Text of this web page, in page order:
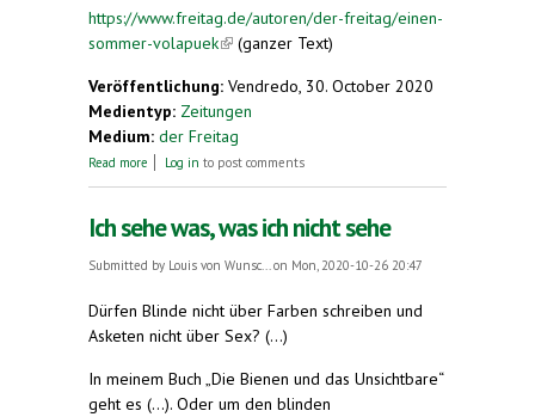
https://www.freitag.de/autoren/der-freitag/einen-
sommer-volapuek(link is external)
(ganzer Text)
Veröffentlichung: Vendredo, 30. October 2020
Medientyp: Zeitungen
Medium: der Freitag
Read more about Einen Sommer Volapük
Log in to post comments
Ich sehe was, was ich nicht sehe
Submitted by Louis von Wunsc...on Mon, 2020-10-26 20:47
Dürfen Blinde nicht über Farben schreiben und
Asketen nicht über Sex? (...)
In meinem Buch „Die Bienen und das Unsichtbare“
geht es (...). Oder um den blinden